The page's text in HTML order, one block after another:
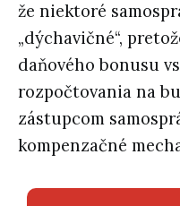
že niektoré
„dýchavičné“,
daňového bonusu
rozpočtovania na
zástupcom
kompenzačné